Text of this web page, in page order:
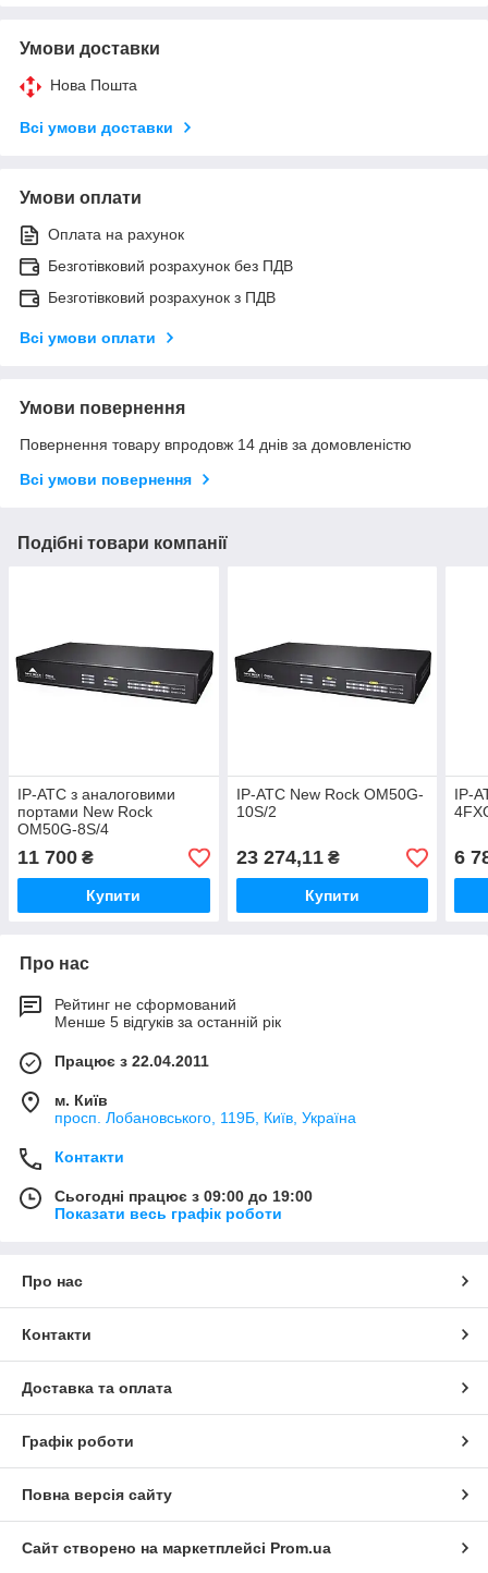
Умови доставки
Нова Пошта
Всі умови доставки
Умови оплати
Оплата на рахунок
Безготівковий розрахунок без ПДВ
Безготівковий розрахунок з ПДВ
Всі умови оплати
Умови повернення
Повернення товару впродовж 14 днів за домовленістю
Всі умови повернення
Подібні товари компанії
IP-АТС з аналоговими
портами New Rock
OM50G-8S/4
11 700 ₴
Купити
IP-АТС New Rock OM50G-
10S/2
23 274,11₴
Купити
IP-
6
Про нас
Рейтинг не сформований
Менше 5 відгуків за останній рік
Працює з 22.04.2011
м. Київ
просп. Лобановського, 119Б, Київ, Україна
Контакти
Сьогодні працює з 09:00 до 19:00
Показати весь графік роботи
Про нас
Контакти
Доставка та оплата
Графік роботи
Повна версія сайту
Сайт створено на маркетплейсі Prom.ua